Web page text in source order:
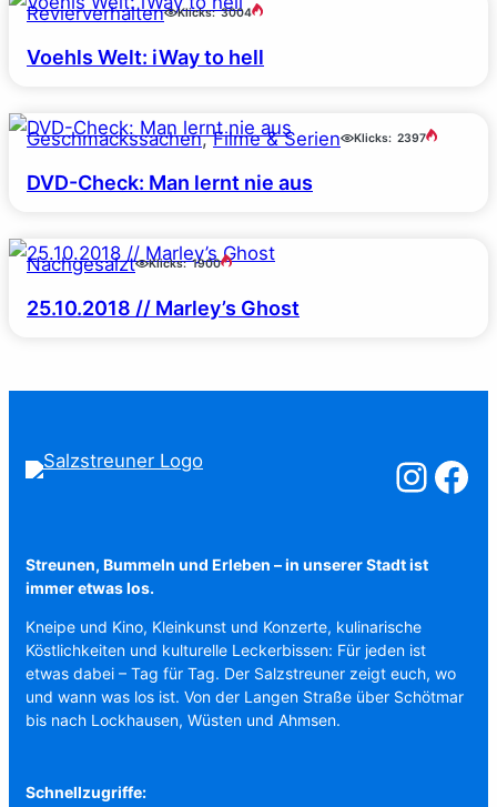
Revierverhalten Klicks: 3004
Voehls Welt: iWay to hell
Geschmackssachen, Filme & Serien Klicks: 2397
DVD-Check: Man lernt nie aus
Nachgesalzt Klicks: 1900
25.10.2018 // Marley’s Ghost
Salzstreuner
Streunen, Bummeln und Erleben – in unserer Stadt ist
immer etwas los.
Kneipe und Kino, Kleinkunst und Konzerte, kulinarische
Köstlichkeiten und kulturelle Leckerbissen: Für jeden ist
etwas dabei – Tag für Tag. Der Salzstreuner zeigt euch, wo
und wann was los ist. Von der Langen Straße über Schötmar
bis nach Lockhausen, Wüsten und Ahmsen.
Schnellzugriffe: